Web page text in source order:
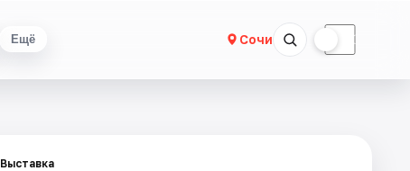
Ещё Сочи ☾
Выставка